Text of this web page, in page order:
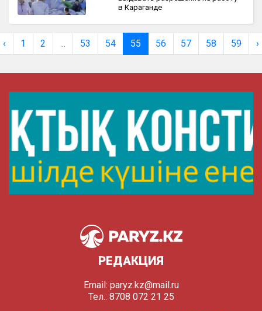
в Караганде
‹ 1 2 53 54 55 56 57 58 59 ›
РЕДАКЦИЯ
Email: paryz.kz@mail.ru
Тел.: 8708 072 21 25